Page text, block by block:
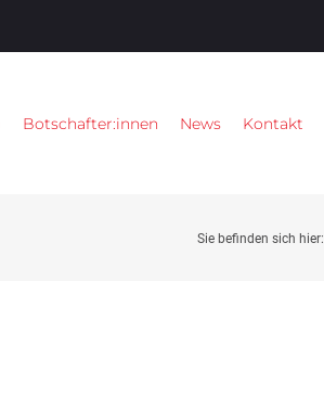
Botschafter:innen News Kontakt
Sie befinden sich hier: